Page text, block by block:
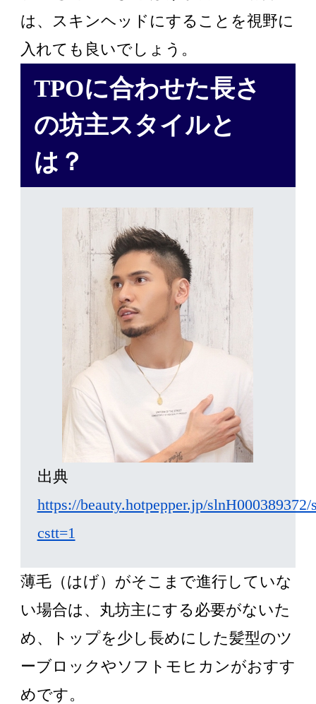
は、スキンヘッドにすることを視野に
入れても良いでしょう。
TPOに合わせた長さ
の坊主スタイルと
は？
出典
https://beauty.hotpepper.jp/
cstt=1
薄毛（はげ）がそこまで進行していな
い場合は、丸坊主にする必要がないた
め、トップを少し長めにした髪型のツ
ーブロックやソフトモヒカンがおすす
めです。